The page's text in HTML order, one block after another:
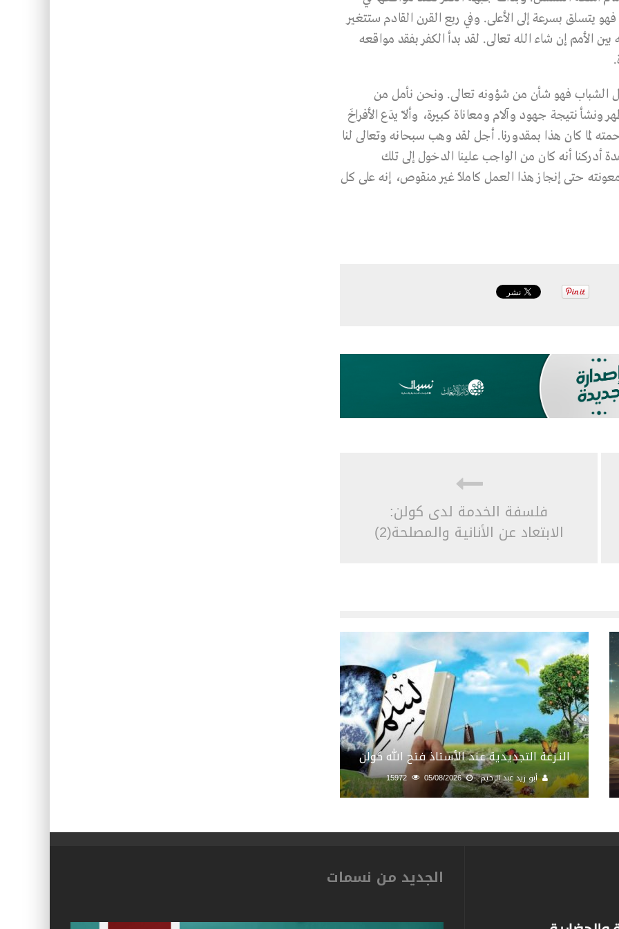
يتسلق بسرعة إلى الأعلى. وفي ربع القرن القادم ستتغير
الأمم إن شاء الله تعالى. لقد بدأ الكفر بفقد مواقعه
الشباب فهو شأن من شؤونه تعالى. ونحن نأمل من
نتيجة جهود وآلام ومعاناة كبيرة، وألاّ يدَع الأفراخَ
لَما كان هذا بمقدورنا. أجل لقد وهب سبحانه وتعالى لنا
أدركنا أنه كان من الواجب علينا الدخول إلى تلك
حتى إنجاز هذا العمل كاملاً غير منقوص، إنه على كل
فلسفة الخدمة لدى كولن:
الابتعاد عن الأنانية والمصلحة(2)
النـزعة التجديدية عند الأستاذ فتح الله كولن
أبو زيد عبد الرحيم 05/08/2026
15972
الجديد من نسمات